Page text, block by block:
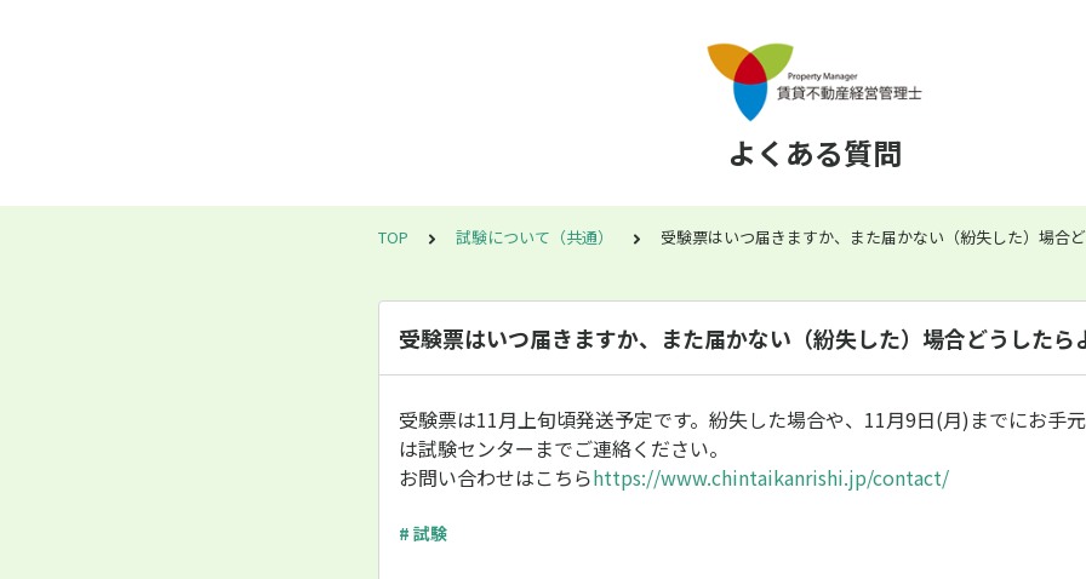
よくある質問
TOP 試験について（共通） 受験票はいつ届きますか、また届かない（紛失した）場合
受験票はいつ届きますか、また届かない（紛失した）場合どうしたら
受験票は11月上旬頃発送予定です。紛失した場合や、11月9日(月)までにお手
は試験センターまでご連絡ください。
お問い合わせはこちらhttps://www.chintaikanrishi.jp/contact/
# 試験